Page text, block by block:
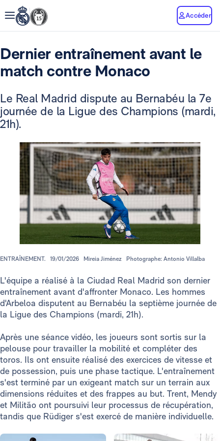
Accéder
Dernier entraînement avant le
match contre Monaco
Le Real Madrid dispute au Bernabéu la 7e
journée de la Ligue des Champions (mardi,
21h).
ENTRAÎNEMENT. 19/01/2026 Mireia Jiménez Photographe: Antonio Villalba
L'équipe a réalisé à la Ciudad Real Madrid son dernier
entraînement avant d'affronter Monaco. Les hommes
d'Arbeloa disputent au Bernabéu la septième journée de
la Ligue des Champions (mardi, 21h).
Après une séance vidéo, les joueurs sont sortis sur la
pelouse pour travailler la mobilité et compléter des
toros. Ils ont ensuite réalisé des exercices de vitesse et
de possession, puis une phase tactique. L'entraînement
s'est terminé par un exigeant match sur un terrain aux
dimensions réduites et des frappes au but. Trent, Mendy
et Militão ont poursuivi leur processus de récupération,
tandis que Rüdiger s'est exercé de manière individuelle.